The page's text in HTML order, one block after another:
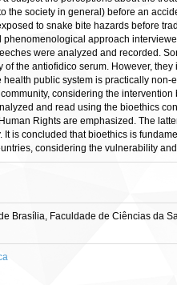
the society in general) before an
to snake bite hazards before
approach
were analyzed and recorded.
the antiofidico serum. However,
public system is practically
considering the
and read using the bioethics
Rights are emphasized. The
It is concluded that bioethics is
considering the vulnerability
Brasília, Faculdade de Ciências da